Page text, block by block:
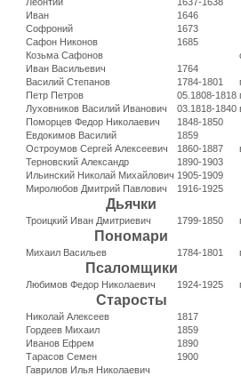
Иван
1646
Софроний
1673
Сафон Никонов
1685
Козьма Сафонов
Иван Васильевич
1764
Василий Степанов
1784-1801
Петр Петров
05.1808-1818
Луховников Василий Иванович
03.1818-1840
Поморцев Федор Николаевич
1848-1850
Евдокимов Василий
1859
Остроумов Сергей Алексеевич
1860-1887
Терновский Александр
1890-1903
Ильинский Николай Михайлович 1905-1909
Миролюбов Дмитрий Павлович
1916-1925
Дьячки
Троицкий Иван Дмитриевич 1799-1850
Пономари
Михаил Васильев 1784-1801
Псаломщики
Любимов Федор Николаевич 1924-1925
Старосты
Николай Алексеев
1817
Гордеев Михаил
1859
Иванов Ефрем
1890
Тарасов Семен
1900
Гаврилов Илья Николаевич